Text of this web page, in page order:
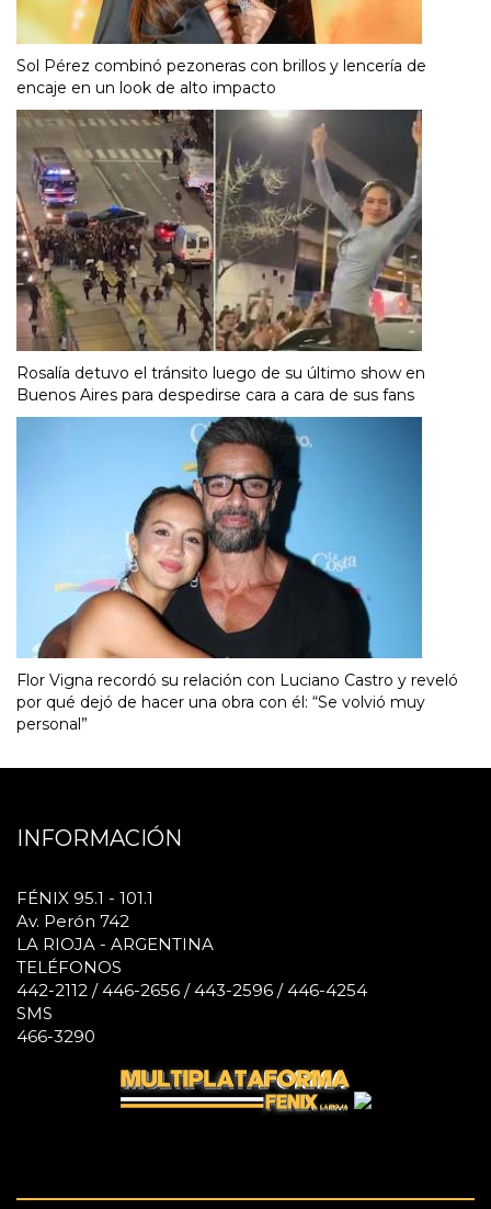
Sol Pérez combinó pezoneras con brillos y lencería de
encaje en un look de alto impacto
Rosalía detuvo el tránsito luego de su último show en
Buenos Aires para despedirse cara a cara de sus fans
Flor Vigna recordó su relación con Luciano Castro y reveló
por qué dejó de hacer una obra con él: “Se volvió muy
personal”
INFORMACIÓN
FÉNIX 95.1 - 101.1
Av. Perón 742
LA RIOJA - ARGENTINA
TELÉFONOS
442-2112 / 446-2656 / 443-2596 / 446-4254
SMS
466-3290